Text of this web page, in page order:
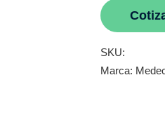
SKU:
Marca: